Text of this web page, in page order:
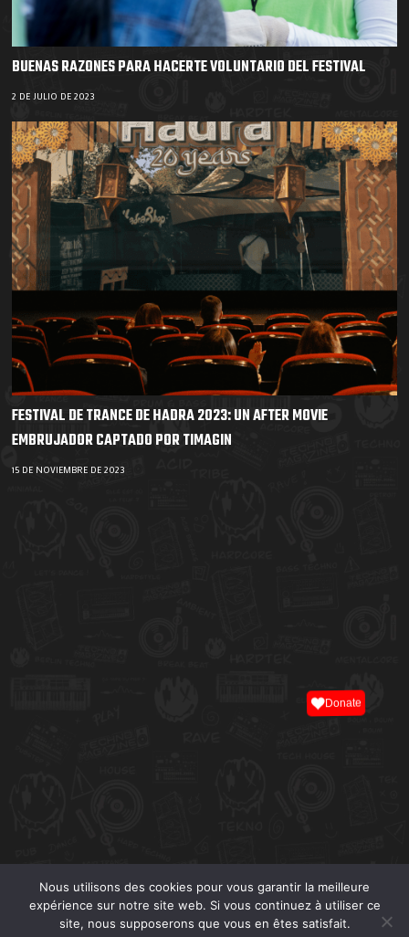
BUENAS RAZONES PARA HACERTE VOLUNTARIO DEL FESTIVAL
2 DE JULIO DE 2023
FESTIVAL DE TRANCE DE HADRA 2023: UN AFTER MOVIE
EMBRUJADOR CAPTADO POR TIMAGIN
15 DE NOVIEMBRE DE 2023
Nous utilisons des cookies pour vous garantir la meilleure
expérience sur notre site web. Si vous continuez à utiliser ce
site, nous supposerons que vous en êtes satisfait.
Donate